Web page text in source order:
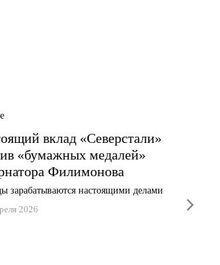
вклад «Северстали»
«бумажных медалей»
Филимонова
зарабатываются настоящими делами
2026
фронт...